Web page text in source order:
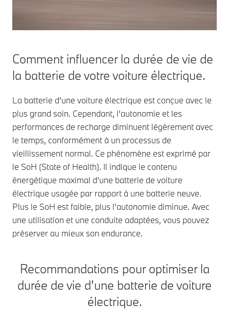
vitesse de
d’une voiture
électrique sur
la borne de
votre BMW.
Comment influencer la durée de vie de
la batterie de votre voiture électrique.
La batterie d’une voiture électrique est conçue avec le
plus grand soin. Cependant, l’autonomie et les
performances de recharge diminuent légèrement avec
le temps, conformément à un processus de
vieillissement normal. Ce phénomène est exprimé par
le SoH (State of Health). Il indique le contenu
énergétique maximal d’une batterie de voiture
électrique usagée par rapport à une batterie neuve.
Plus le SoH est faible, plus l’autonomie diminue. Avec
une utilisation et une conduite adaptées, vous pouvez
préserver au mieux son endurance.
Recommandations pour optimiser la
durée de vie d’une batterie de voiture
électrique.